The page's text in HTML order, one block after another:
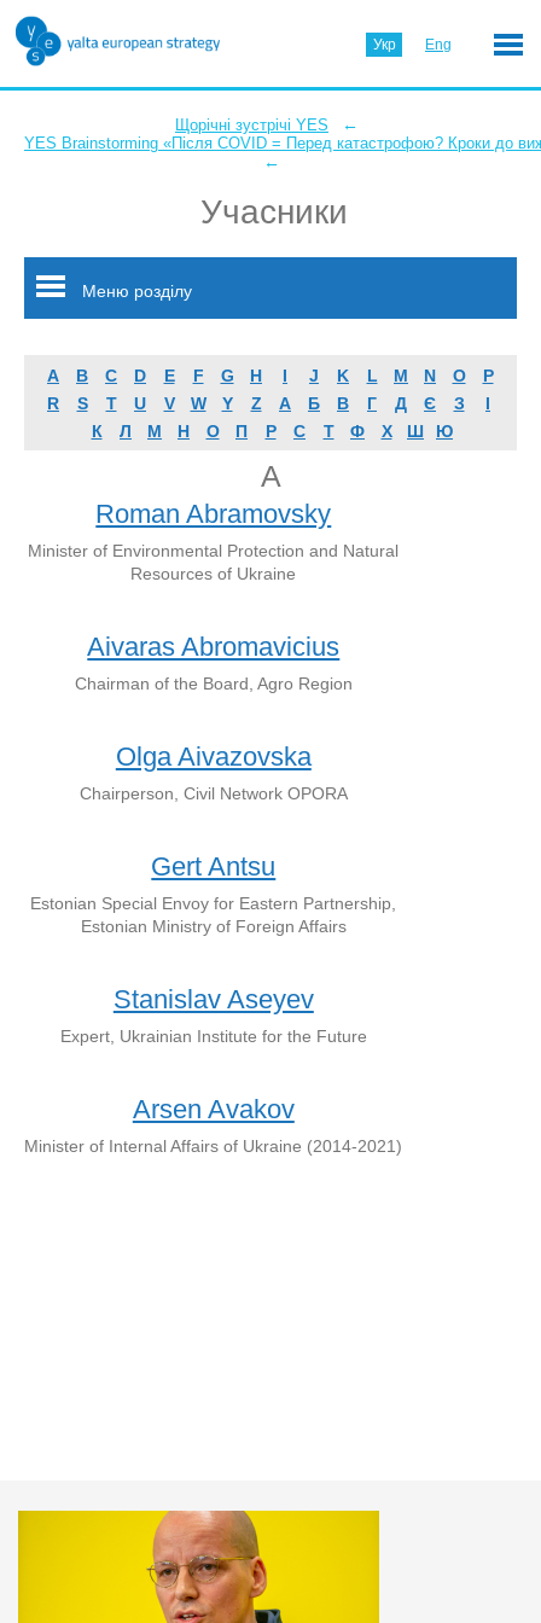
Укр Eng
Щорічні зустрічі YES ←
YES Brainstorming «Після COVID = Перед катастрофою? Кроки до
←
Учасники
Меню розділу
A B C D E F G H I J K L M N O
P
R
S T U V W Y Z А Б В Г Д Є З
І
К
Л М Н О П Р С Т Ф Х Ш Ю
A
Roman Abramovsky
Minister of Environmental Protection and Natural
Resources of Ukraine
Aivaras Abromavicius
Chairman of the Board, Agro Region
Olga Aivazovska
Chairperson, Civil Network OPORA
Gert Antsu
Estonian Special Envoy for Eastern Partnership,
Estonian Ministry of Foreign Affairs
Stanislav Aseyev
Expert, Ukrainian Institute for the Future
Arsen Avakov
Minister of Internal Affairs of Ukraine (2014-2021)